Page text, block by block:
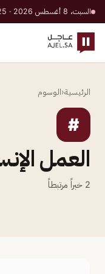
السبت، 8 أغسطس 2026 · 25 صفر 1448 هـ
الرئيسية‹الوسوم
#
العمل
2 خبراً مرتبطاً